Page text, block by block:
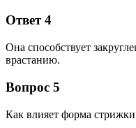
Ответ 4
Она способствует
врастанию.
Вопрос 5
Как влияет форма